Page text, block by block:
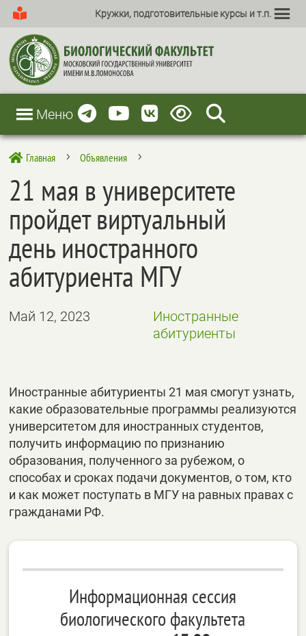
Кружки, подготовительные курсы и т.п.
Меню
 Главная 5 Объявления 5
21 мая в университете
пройдет виртуальный
день иностранного
абитуриента МГУ
Май 12, 2023
Иностранные
абитуриенты
Иностранные абитуриенты 21 мая смогут узнать,
какие образовательные программы реализуются
университетом для иностранных студентов,
получить информацию по признанию
образования, полученного за рубежом, о
способах и сроках подачи документов, о том, кто
и как может поступать в МГУ на равных правах с
гражданами РФ.
Информационная сессия
биологического факультета